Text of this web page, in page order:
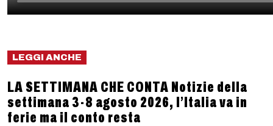
LEGGI ANCHE
LA SETTIMANA CHE CONTA Notizie della
settimana 3-8 agosto 2026, l’Italia va in
ferie ma il conto resta